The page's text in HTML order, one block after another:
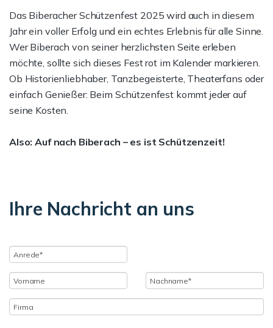
Das Biberacher Schützenfest 2025 wird auch in diesem
Jahr ein voller Erfolg und ein echtes Erlebnis für alle Sinne.
Wer Biberach von seiner herzlichsten Seite erleben
möchte, sollte sich dieses Fest rot im Kalender markieren.
Ob Historienliebhaber, Tanzbegeisterte, Theaterfans oder
einfach Genießer: Beim Schützenfest kommt jeder auf
seine Kosten.
Also: Auf nach Biberach – es ist Schützenzeit!
Ihre Nachricht an uns